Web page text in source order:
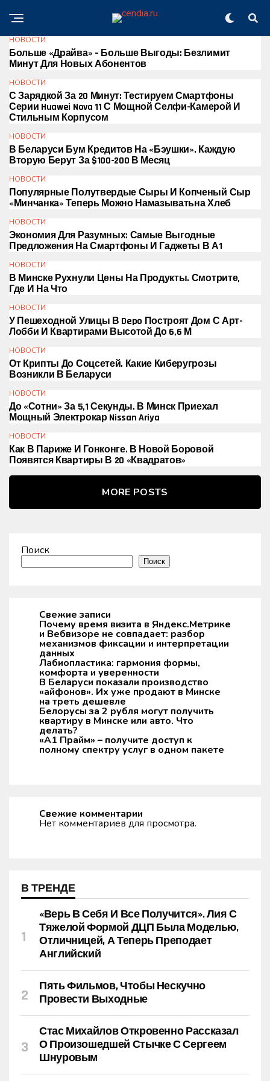
НОВОСТИ
Больше «Драйва» – Больше Выгоды: Безлимит
Минут Для Новых Абонентов
НОВОСТИ
С Зарядкой За 20 Минут: Тестируем Смартфоны
Серии Huawei Nova 11 С Мощной Селфи-Камерой И
Стильным Корпусом
НОВОСТИ
В Беларуси Бум Кредитов На «бэушки». Каждую
Вторую Берут За $100-200 В Месяц
НОВОСТИ
Популярные Полутвердые Сыры И Копченый Сыр
«Минчанка» Теперь Можно Намазыватьна Хлеб
НОВОСТИ
Экономия Для Разумных: Самые Выгодные
Предложения На Смартфоны И Гаджеты В А1
НОВОСТИ
В Минске Рухнули Цены На Продукты. Смотрите,
Где И На Что
НОВОСТИ
У Пешеходной Улицы В Depo Построят Дом С Арт-
Лобби И Квартирами Высотой До 6,6 М
НОВОСТИ
От Крипты До Соцсетей. Какие Киберугрозы
Возникли В Беларуси
НОВОСТИ
До «сотни» За 5,1 Секунды. В Минск Приехал
Мощный Электрокар Nissan Ariya
НОВОСТИ
Как В Париже И Гонконге. В Новой Боровой
Появятся Квартиры В 20 «квадратов»
MORE POSTS
Поиск
Поиск
Свежие записи
Почему время визита в Яндекс.Метрике
и Вебвизоре не совпадает: разбор
механизмов фиксации и интерпретации
данных
Лабиопластика: гармония формы,
комфорта и уверенности
В Беларуси показали производство
«айфонов». Их уже продают в Минске
на треть дешевле
Белорусы за 2 рубля могут получить
квартиру в Минске или авто. Что
делать?
«А1 Прайм» – получите доступ к
полному спектру услуг в одном пакете
Свежие комментарии
Нет комментариев для просмотра.
В ТРЕНДЕ
«Верь В Себя И Все Получится». Лия С
Тяжелой Формой ДЦП Была Моделью,
Отличницей, А Теперь Преподает
Английский
Пять Фильмов, Чтобы Нескучно
Провести Выходные
Стас Михайлов Откровенно Рассказал
О Произошедшей Стычке С Сергеем
Шнуровым